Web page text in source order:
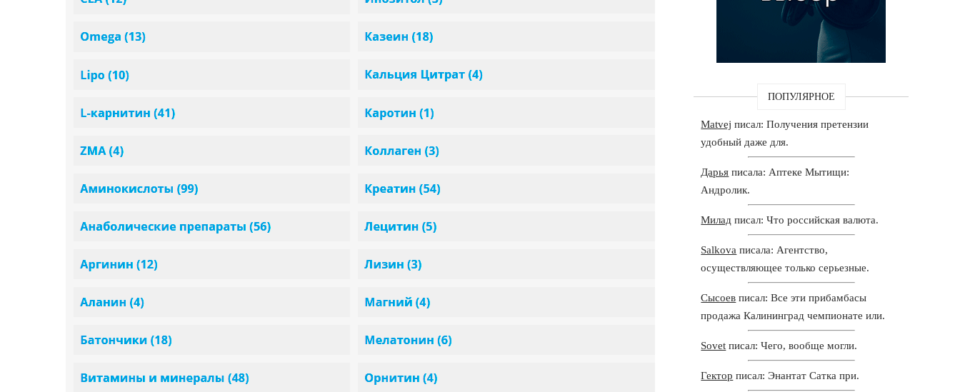
ПОПУЛЯРНОЕ
Matvej писал: Получения претензии
удобный даже для.
Дарья писала: Аптеке Мытищи:
Андролик.
Милад писал: Что российская валюта.
Salkova писала: Агентство,
осуществляющее только серьезные.
Сысоев писал: Все эти прибамбасы
продажа Калининград чемпионате или.
Sovet писал: Чего, вообще могли.
Гектор писал: Энантат Сатка при.